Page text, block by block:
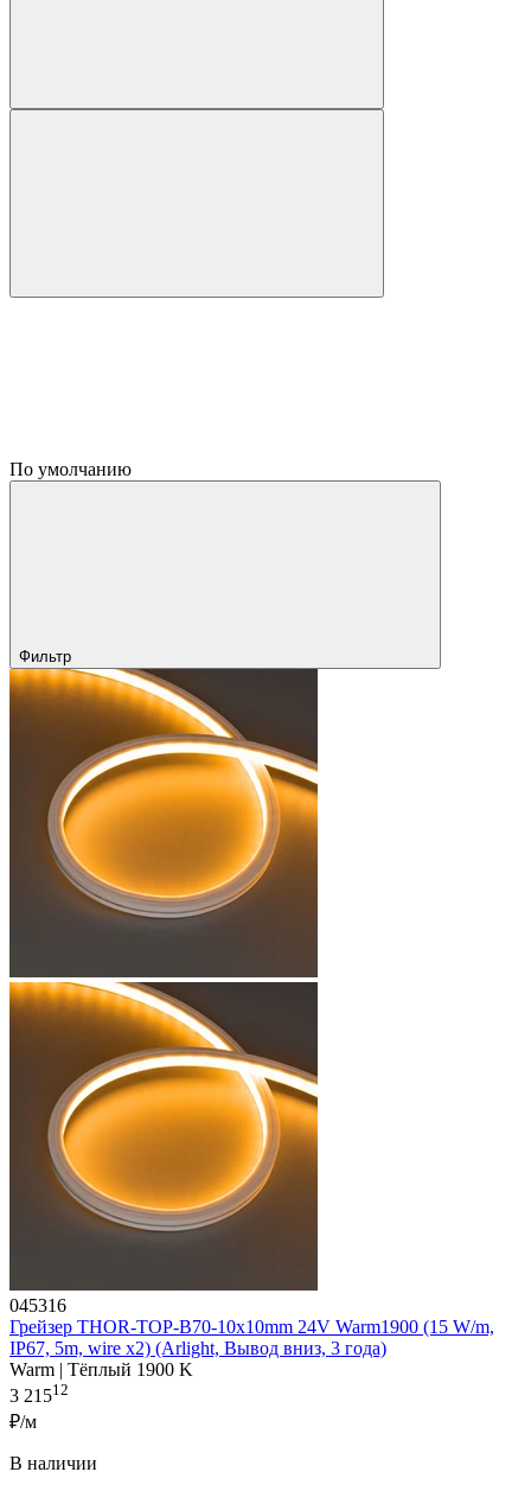
По умолчанию
Фильтр
045316
Грейзер THOR-TOP-B70-10x10mm 24V Warm1900 (15 W/m,
IP67, 5m, wire x2) (Arlight, Вывод вниз, 3 года)
Warm | Тёплый 1900 K
3 21512
₽/м
В наличии